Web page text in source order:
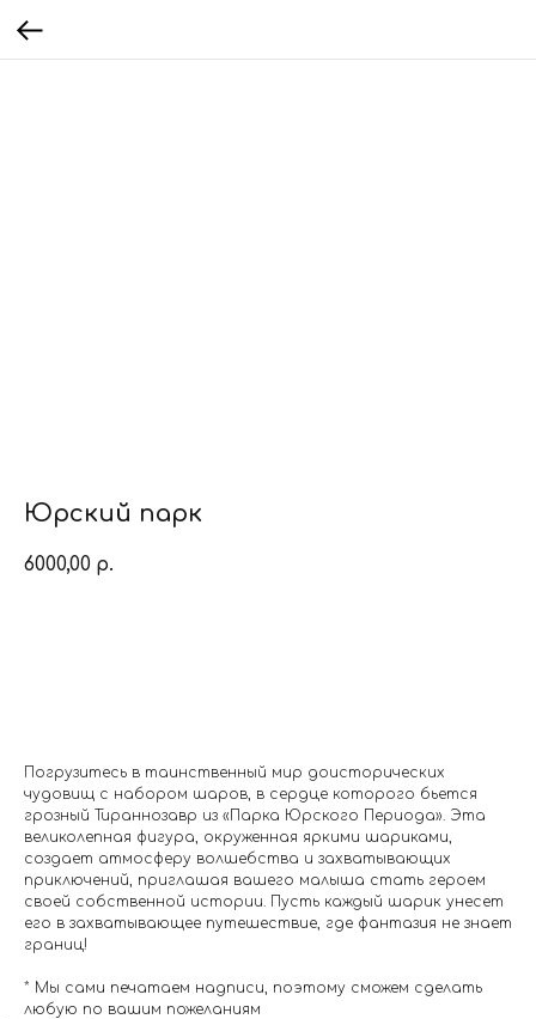
Юрский парк
6000,00 р.
Погрузитесь в таинственный мир доисторических
чудовищ с набором шаров, в сердце которого бьется
грозный Тираннозавр из «Парка Юрского Периода». Эта
великолепная фигура, окруженная яркими шариками,
создает атмосферу волшебства и захватывающих
приключений, приглашая вашего малыша стать героем
своей собственной истории. Пусть каждый шарик унесет
его в захватывающее путешествие, где фантазия не знает
границ!
* Мы сами печатаем надписи, поэтому сможем сделать
любую по вашим пожеланиям